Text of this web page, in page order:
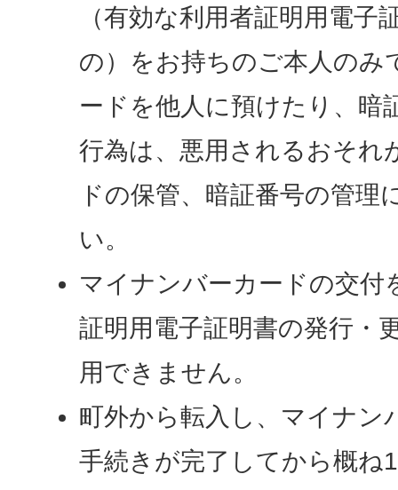
（有効な利用者証明用電子
の）をお持ちのご本人のみ
ードを他人に預けたり、暗
行為は、悪用されるおそれ
ドの保管、暗証番号の管理
い。
マイナンバーカードの交付
証明用電子証明書の発行・
用できません。
町外から転入し、マイナン
手続きが完了してから概ね